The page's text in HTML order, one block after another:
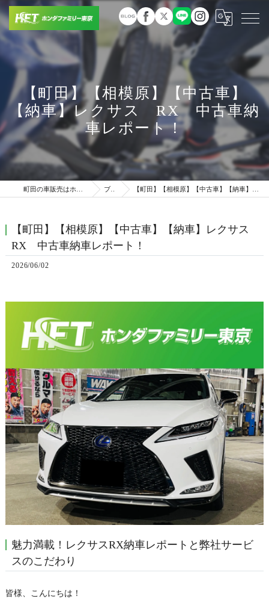
【町田】【相模原】【中古車】
【納車】レクサス RX 中古車納
車レポート！
ブログ 【町田】【相模原】【中古車】【納車】レクサス RX 中古車納車レポート！
【町田】【相模原】【中古車】【納車】レクサス
RX 中古車納車レポート！
2026/06/02
魅力満載！レクサスRX納車レポートと弊社サービ
スのこだわり
皆様、こんにちは！